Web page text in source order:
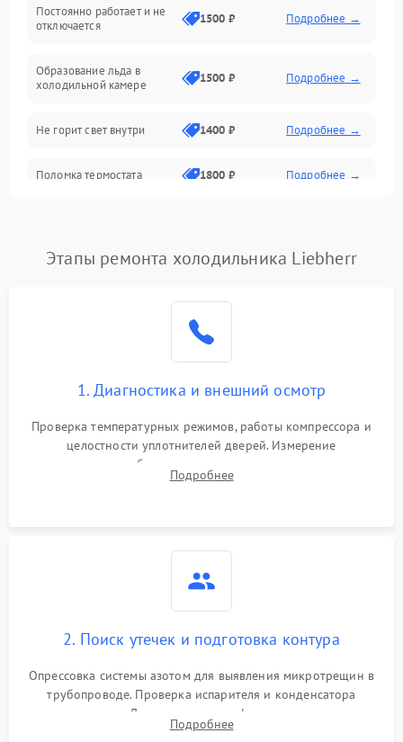
Постоянно работает и не
отключается
1500 ₽ Подробнее →
Образование льда в
холодильной камере
1500 ₽ Подробнее →
Не горит свет внутри 1400 ₽ Подробнее →
Поломка термостата 1800 ₽ Подробнее →
Поломка системы No Frost 2600 ₽ Подробнее →
работе
2000 ₽ Подробнее →
1000 ₽
1800 ₽
Этапы ремонта холодильника Liebherr
1. Диагностика и внешний осмотр
Проверка температурных режимов, работы компрессора и
целостности уплотнителей дверей. Измерение
сопротивления обмоток мотора, проверка термостата и
считывание кодов ошибок с электронного дисплея.
Подробнее
2. Поиск утечек и подготовка контура
Опрессовка системы азотом для выявления микротрещин в
трубопроводе. Проверка испарителя и конденсатора
течеискателем. Демонтаж старого фильтра-осушителя и
продувка капиллярной трубки для устранения засоров.
Подробнее